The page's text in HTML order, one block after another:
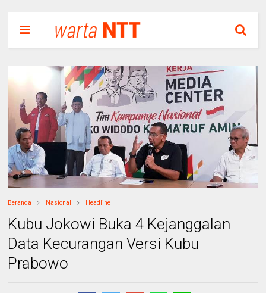
Beranda Nasional Headline
Kubu Jokowi Buka 4 Kejanggalan
Data Kecurangan Versi Kubu
Prabowo